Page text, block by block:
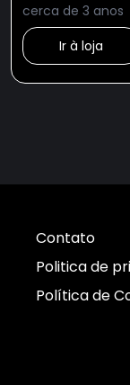
cerca de 3 anos
Ir à loja
Contato
Politica de
Política de